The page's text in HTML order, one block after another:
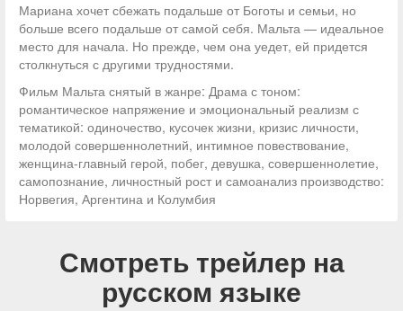
Мариана хочет сбежать подальше от Боготы и семьи, но
больше всего подальше от самой себя. Мальта — идеальное
место для начала. Но прежде, чем она уедет, ей придется
столкнуться с другими трудностями.
Фильм Мальта снятый в жанре: Драма с тоном:
романтическое напряжение и эмоциональный реализм с
тематикой: одиночество, кусочек жизни, кризис личности,
молодой совершеннолетний, интимное повествование,
женщина-главный герой, побег, девушка, совершеннолетие,
самопознание, личностный рост и самоанализ производство:
Норвегия, Аргентина и Колумбия
Смотреть трейлер на
русском языке